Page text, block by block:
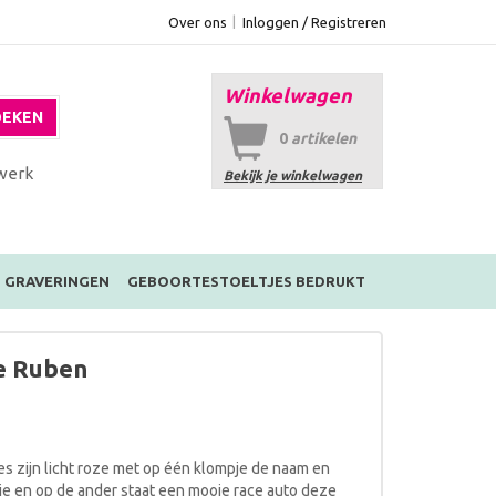
Over ons Inloggen / Registreren
Winkelwagen
0 artikelen
Bekijk je winkelwagen
GRAVERINGEN GEBOORTESTOELTJES BEDRUKT
Ruben
zijn licht roze met op één klompje de naam en
en op de ander staat een mooie race auto deze